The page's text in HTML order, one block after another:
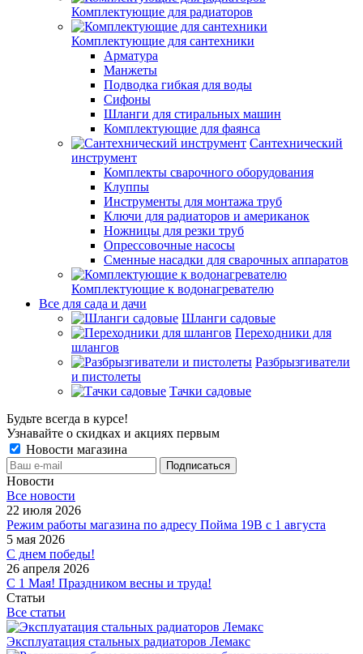
Комплектующие для радиаторов
Комплектующие для сантехники
Арматура
Манжеты
Подводка гибкая для воды
Сифоны
Шланги для стиральных машин
Комплектующие для фаянса
Сантехнический
инструмент
Комплекты сварочного оборудования
Клуппы
Инструменты для монтажа труб
Ключи для радиаторов и американок
Ножницы для резки труб
Опрессовочные насосы
Сменные насадки для сварочных аппаратов
Комплектующие к водонагревателю
Все для сада и дачи
Шланги садовые
Переходники для
шлангов
Разбрызгиватели
и пистолеты
Тачки садовые
Будьте всегда в курсе!
Узнавайте о скидках и акциях первым
Новости магазина
Новости
Все новости
22 июля 2026
Режим работы магазина по адресу Пойма 19В с 1 августа
5 мая 2026
С днем победы!
26 апреля 2026
С 1 Мая! Праздником весны и труда!
Статьи
Все статьи
Эксплуатация стальных радиаторов Лемакс